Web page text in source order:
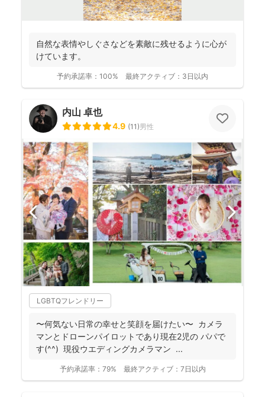
自然な表情やしぐさなどを素敵に残せるように心が
けています。
予約承諾率： 100% 最終アクティブ： 3日以内
内山 卓也
4.9 (11)男性
LGBTQフレンドリー
〜何気ない日常の幸せと笑顔を届けたい〜 カメラ
マンとドローンパイロットであり現在2児の パパで
す(^^) 現役ウエディングカメラマン ...
予約承諾率： 79% 最終アクティブ： 7日以内